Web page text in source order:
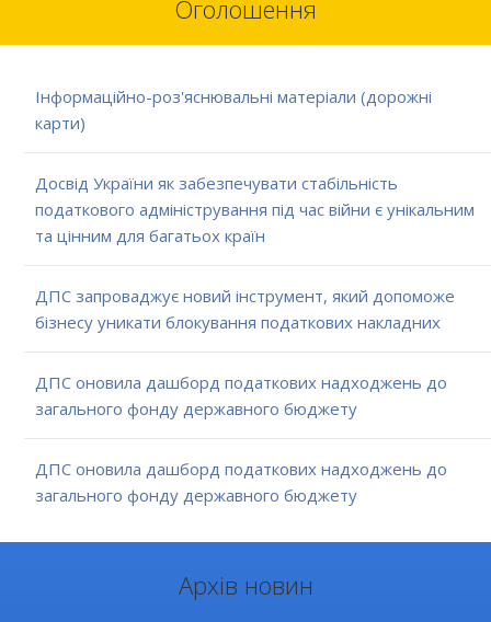
Оголошення
Інформаційно-роз'яснювальні матеріали (дорожні
карти)
Досвід України як забезпечувати стабільність
податкового адміністрування під час війни є унікальним
та цінним для багатьох країн
ДПС запроваджує новий інструмент, який допоможе
бізнесу уникати блокування податкових накладних
ДПС оновила дашборд податкових надходжень до
загального фонду державного бюджету
ДПС оновила дашборд податкових надходжень до
загального фонду державного бюджету
Архів новин